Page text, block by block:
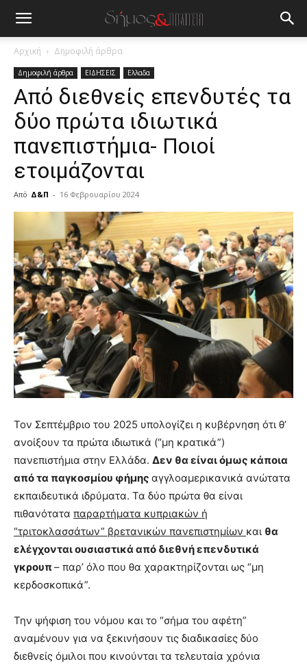
Αρχική Δημοφιλή άρθρα
Δημοφιλή άρθρα ΕΙΔΗΣΕΙΣ Ελλαδα
Από διεθνείς επενδυτές τα
δύο πρώτα ιδιωτικά
πανεπιστήμια- Ποιοί
ετοιμάζονται
Από Δ&Π - 16 Φεβρουαρίου 2024
very
hot
cam
show.desi
xxx
brandi
lyons
teaches
you
the
meaning
pain.
hd
porn
Τον Σεπτέμβριο του 2025 υπολογίζει η κυβέρνηση ότι θ’
ανοίξουν τα πρώτα ιδιωτικά (“μη κρατικά”)
πανεπιστήμια στην Ελλάδα. Δεν θα είναι όμως κάποια
από τα παγκοσμίου φήμης αγγλοαμερικανικά ανώτατα
εκπαιδευτικά ιδρύματα. Τα δύο πρώτα θα είναι
πιθανότατα παραρτήματα κυπριακών ή
“τριτοκλασσάτων” βρετανικών πανεπιστημίων και θα
ελέγχονται ουσιαστικά από διεθνή επενδυτικά
γκρουπ– παρ’ όλο που θα χαρακτηρίζονται ως “μη
κερδοσκοπικά”.
Την ψήφιση του νόμου και το “σήμα του αφέτη”
αναμένουν για να ξεκινήσουν τις διαδικασίες δύο
διεθνείς όμιλοι που κινούνται τα τελευταία χρόνια